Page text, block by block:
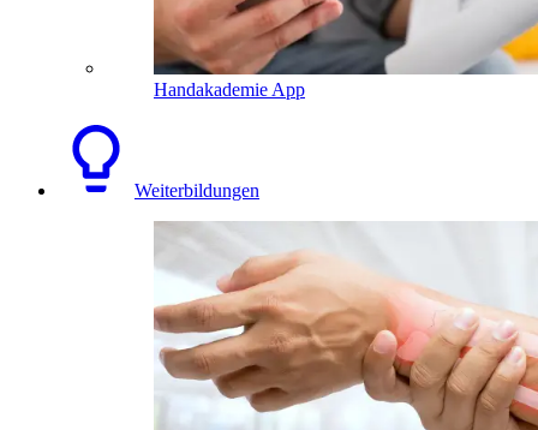
Handakademie App
Weiterbildungen